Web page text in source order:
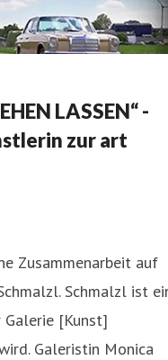
LASSEN“ -
zur art
Zusammenarbeit auf
Schmalzl ist
[Kunst]
Galeristin Monica